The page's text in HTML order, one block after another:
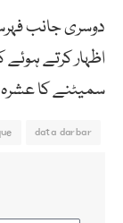
دوسری جانب
اظہار کرتے
سمیٹنے کا
data darbar